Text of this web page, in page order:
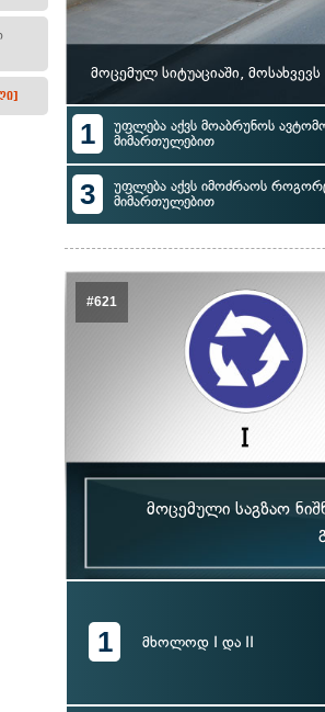
მოცემულ სიტუაციაში,
1
უფლება აქვს მოაბრუნოს
მიმართულებით
3
უფლება აქვს იმოძრაოს
მიმართულებით
#621
მოცემული საგზაო
1 მხოლოდ I და II